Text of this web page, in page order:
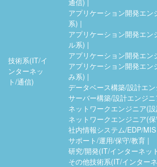
技術系(IT/イ
ンターネッ
ト/通信)
アプリケーション開発エン
系)
アプリケーション開発エン
ル系)
アプリケーション開発エン
アプリケーション開発エン
み系)
データベース構築/設計エ
サーバー構築/設計エンジニ
ネットワークエンジニア(
ネットワークエンジニア(
社内情報システム/EDP/MIS
サポート/運用/保守/教育
研究/開発(IT/インターネッ
その他技術系(IT/インター